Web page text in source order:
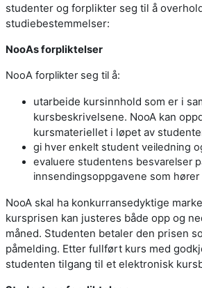
studenter og forplikter seg til å
studiebestemmelser:
NooAs forpliktelser
NooA forplikter seg til å:
utarbeide kursinnhold som er i
kursbeskrivelsene. NooA kan
kursmateriellet i løpet av
gi hver enkelt student veiledning
evaluere studentens besvarelser
innsendingsoppgavene som
NooA skal ha konkurransedyktige
kursprisen kan justeres både opp og
måned. Studenten betaler den prisen
påmelding. Etter fullført kurs med
studenten tilgang til et elektronisk